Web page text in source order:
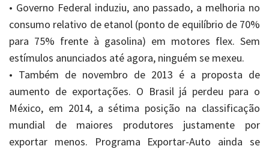
• Governo Federal induziu, ano passado, a melhoria no
consumo relativo de etanol (ponto de equilíbrio de 70%
para 75% frente à gasolina) em motores flex. Sem
estímulos anunciados até agora, ninguém se mexeu.
• Também de novembro de 2013 é a proposta de
aumento de exportações. O Brasil já perdeu para o
México, em 2014, a sétima posição na classificação
mundial de maiores produtores justamente por
exportar menos. Programa Exportar-Auto ainda se